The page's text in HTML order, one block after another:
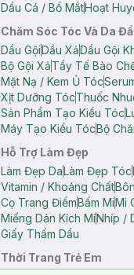
Dầu Cá / Bổ MắtHoạt
Chăm Sóc Tóc Và Da
Dầu GộiDầu XảDầu Gội
Bộ Gội XảTẩy Tế Bào
Mặt Nạ / Kem Ủ Tóc
Xịt Dưỡng TócThuốc
Sản Phẩm Tạo Kiểu Tóc
Máy Tạo Kiểu TócBộ
Hỗ Trợ Làm Đẹp
Làm Đẹp DaLàm Đẹp Tóc
Vitamin / Khoáng Chất
Cọ Trang ĐiểmBấm MiMi
Miếng Dán Kích MíNhíp /
Giấy Thấm Dầu
Thời Trang Trẻ Em